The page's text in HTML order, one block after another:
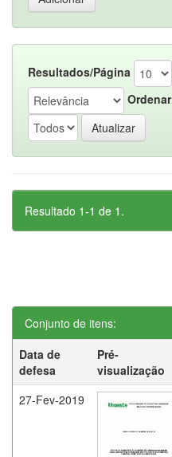
Resultados/Página
Ordenar
Resultado 1-1 de 1.
Conjunto de itens:
Data de
defesa
Pré-
visualização
27-Fev-2019